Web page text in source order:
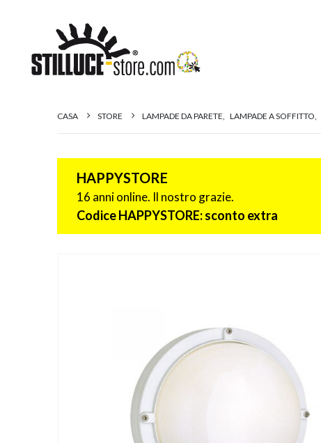
CASA STORE LAMPADE DA PARETE, LAMPADE A SOFFITTO,
HAPPYSTORE
16 anni online. Il nostro grazie.
Codice HAPPYSTORE: sconto extra